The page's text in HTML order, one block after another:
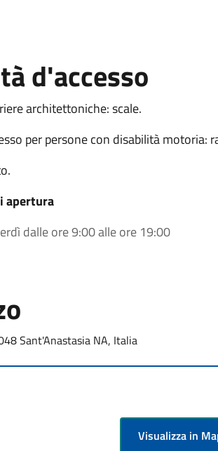
d'accesso
architettoniche: scale.
per persone con disabilità motoria:
apertura
dalle ore 9:00 alle ore 19:00
Sant'Anastasia NA, Italia
Visualizza in